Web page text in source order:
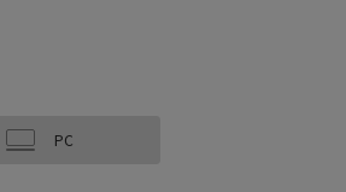
PC